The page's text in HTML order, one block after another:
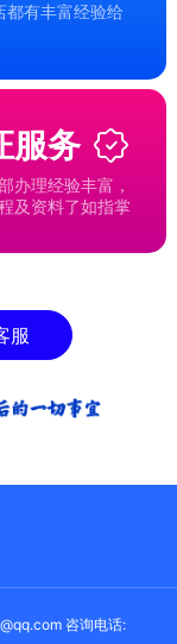
都有丰富经验给
服务
办理经验丰富，
及资料了如指掌
服
咨询电话: